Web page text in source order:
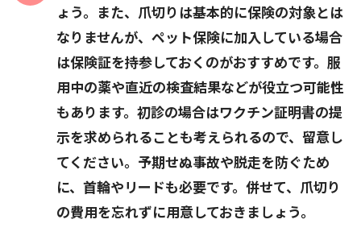
ょう。また、爪切りは基本的に保険の対象とは
なりませんが、ペット保険に加入している場合
は保険証を持参しておくのがおすすめです。服
用中の薬や直近の検査結果などが役立つ可能性
もあります。初診の場合はワクチン証明書の提
示を求められることも考えられるので、留意し
てください。予期せぬ事故や脱走を防ぐため
に、首輪やリードも必要です。併せて、爪切り
の費用を忘れずに用意しておきましょう。